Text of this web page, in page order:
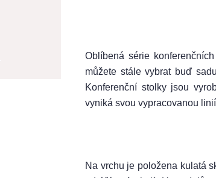
Oblíbená série
můžete stále vybrat buď
Konferenční stolky jsou
vyniká svou vypracovanou
Na vrchu je položena kulatá